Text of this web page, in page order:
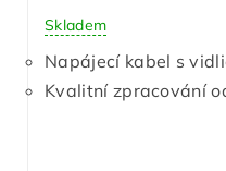
Skladem
Napájecí kabel s
Kvalitní zpracování